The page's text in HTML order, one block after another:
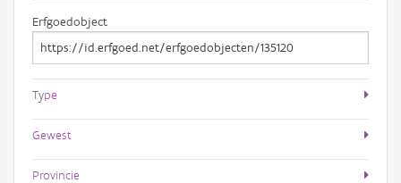
Erfgoedobject
Type
Gewest
Provincie